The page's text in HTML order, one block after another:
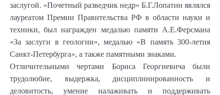
заслугой. «Почетный разведчик недр» Б.Г.Лопатин являлся
лауреатом Премии Правительства РФ в области науки и
техники, был награжден медалью памяти А.Е.Ферсмана
«За заслуги в геологии», медалью «В память 300-летия
Санкт-Петербурга», а также памятными знаками.
Отличительными чертами Бориса Георгиевича были
трудолюбие, выдержка, дисциплинированность и
деловитость, умение налаживать и поддерживать